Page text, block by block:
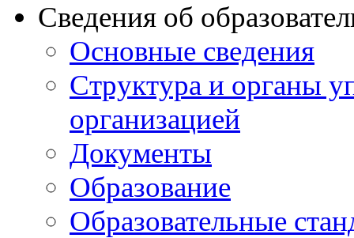
Сведения об
Основные сведения
Структура и органы
организацией
Документы
Образование
Образовательные